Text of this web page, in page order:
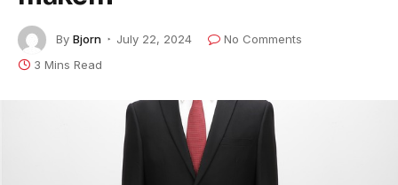
By Bjorn July 22, 2024
No Comments
3 Mins Read